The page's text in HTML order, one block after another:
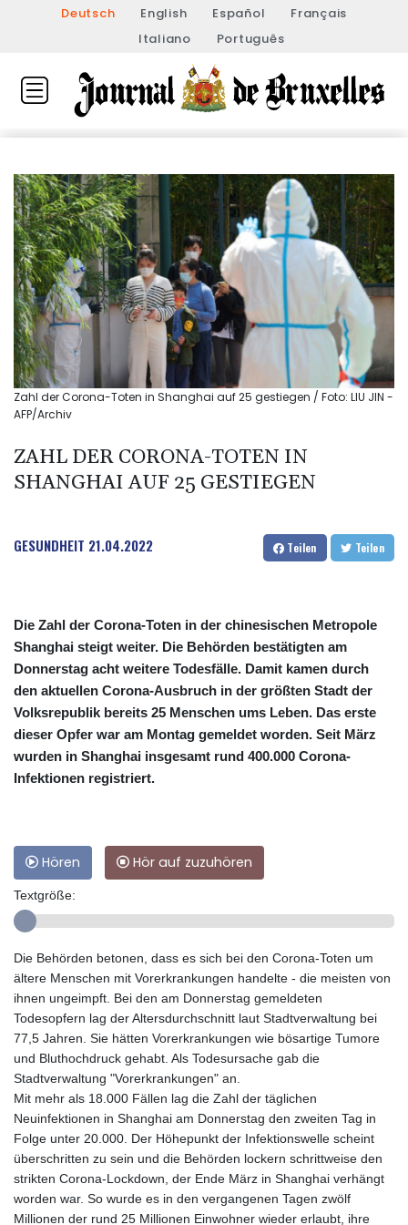
Deutsch English Español
Français
Italiano
Português
Zahl der Corona-Toten in Shanghai auf 25 gestiegen / Foto: LIU JIN -
AFP/Archiv
ZAHL DER CORONA-TOTEN IN
SHANGHAI AUF 25 GESTIEGEN
GESUNDHEIT 21.04.2022 Teilen Teilen
Die Zahl der Corona-Toten in der chinesischen Metropole
Shanghai steigt weiter. Die Behörden bestätigten am
Donnerstag acht weitere Todesfälle. Damit kamen durch
den aktuellen Corona-Ausbruch in der größten Stadt der
Volksrepublik bereits 25 Menschen ums Leben. Das erste
dieser Opfer war am Montag gemeldet worden. Seit März
wurden in Shanghai insgesamt rund 400.000 Corona-
Infektionen registriert.
Hören Hör auf zuzuhören
Textgröße:
Die Behörden betonen, dass es sich bei den Corona-Toten um
ältere Menschen mit Vorerkrankungen handelte - die meisten von
ihnen ungeimpft. Bei den am Donnerstag gemeldeten
Todesopfern lag der Altersdurchschnitt laut Stadtverwaltung bei
77,5 Jahren. Sie hätten Vorerkrankungen wie bösartige Tumore
und Bluthochdruck gehabt. Als Todesursache gab die
Stadtverwaltung "Vorerkrankungen" an.
Mit mehr als 18.000 Fällen lag die Zahl der täglichen
Neuinfektionen in Shanghai am Donnerstag den zweiten Tag in
Folge unter 20.000. Der Höhepunkt der Infektionswelle scheint
überschritten zu sein und die Behörden lockern schrittweise den
strikten Corona-Lockdown, der Ende März in Shanghai verhängt
worden war. So wurde es in den vergangenen Tagen zwölf
Millionen der rund 25 Millionen Einwohner wieder erlaubt, ihre